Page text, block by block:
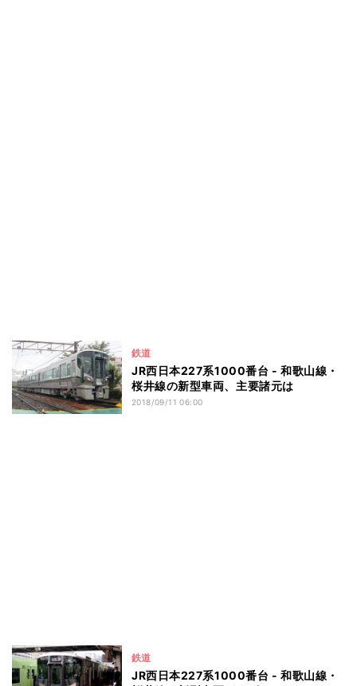
鉄道
JR西日本227系1000番台 - 和歌山線・
桜井線の新型車両、主要諸元は
2018/09/11 06:00
鉄道
JR西日本227系1000番台 - 和歌山線・